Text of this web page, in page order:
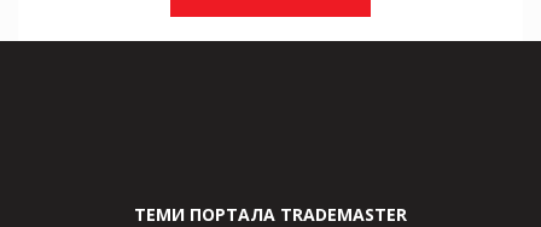
ТЕМИ ПОРТАЛА TRADEMASTER